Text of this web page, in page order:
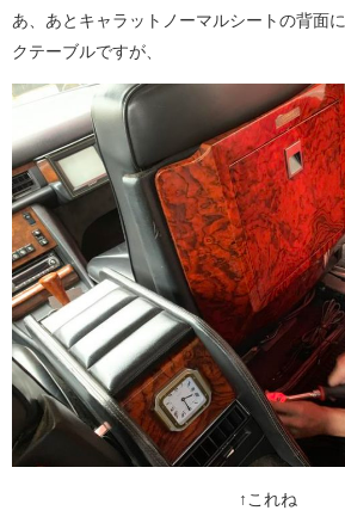
あ、あとキャラットノーマルシートの背面
クテーブルですが、
↑これね